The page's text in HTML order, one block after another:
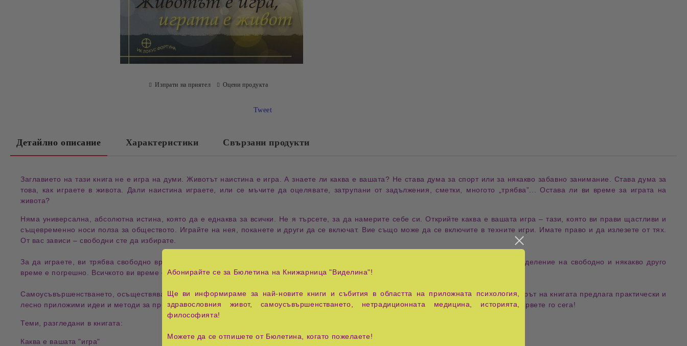
Изпрати на приятел Оцени продукта
Tweet
Детайлно описание Характеристики Свързани продукти
Заглавието на тази книга не е игра на думи. Животът наистина е игра
. А знаете ли каква е вашата? Не става дума за спорт или за някакво забавно занимание. Става дума за
това, как играете в живота. Дали наистина играете, или се мъчите да оцелявате, затрупани от задължения, сметки, многото „трябва”... Остава ли ви време за играта на
живота?
Няма универсална, абсолютна истина, която да е еднаква за всички. Не я търсете, за да намерите себе си.Открийте каква е вашата игра – тази, която ви прави щастливи и
същевременно носи полза за обществото
. Играйте на нея, поканете и други да се включат. Вие също може да се включите в техните игри. Имате право и да излезете от тях.
От вас зависи – свободни сте да избирате.
За да играете, ви трябва свободно време. Това, което ви отнема свободното време, всъщност ви пречи да живеете. Дори самото разделение на свободно и някакво друго
време е погрешно.
Всичкото ви време е свободно. И е предназначено за игра. Защотоживотът е игра и играта е живот
Самоусъвършенстването, осъществяването на мечтите, доброто здраве не е трудно и проблемно начинание, а е лесно - като игра! Авторът на книгата предлага практически и
лесно приложими идеи и методи за превръщането на живота в игра, за постигане на желаното. Пътят към вашето щастие е открит – извървете го сега!
Теми, разгледани в книгата:
Каква е вашата "игра"
Абонирайте се за Бюлетина на Книжарница "Виделина"!
Ще ви информираме за най-новите книги и събития в областта на приложната психология,
здравословния живот, самоусъвършенстването, нетрадиционната медицина, историята,
философията!
Можете да се отпишете от Бюлетина, когато пожелаете!